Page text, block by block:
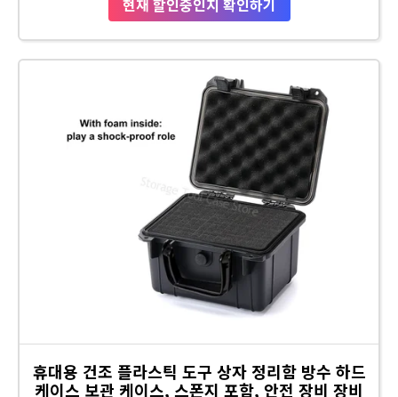
휴대용 건조 플라스틱 도구 상자 정리함 방수 하드
케이스 보관 케이스, 스폰지 포함, 안전 장비 장비